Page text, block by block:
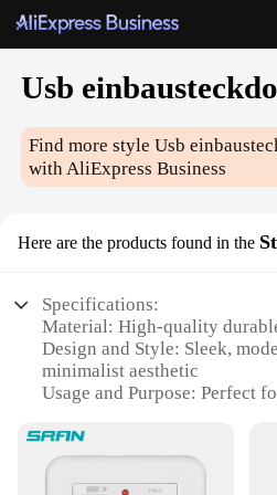
Usb
Find more styleUsb
with AliExpress Business
Here are the products found in the
Specifications:
Material: High-quality
Design and Style: Sleek,
minimalist aesthetic
Usage and Purpose: Perfect
Performance and Property:
speed data transfer
Quantity: Available in sets of